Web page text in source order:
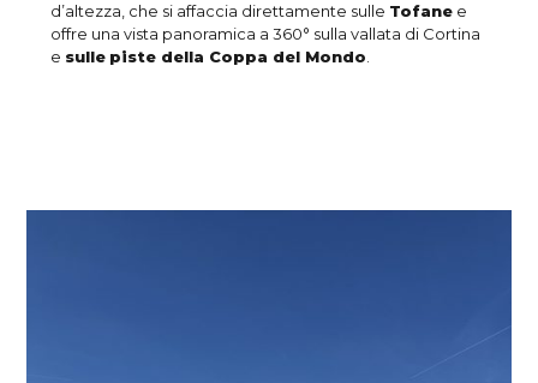
d’altezza, che si affaccia direttamente sulle Tofane e
offre una vista panoramica a 360° sulla vallata di Cortina
e sulle piste della Coppa del Mondo.